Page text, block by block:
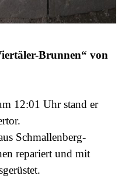
Brunnen“ von
12:01 Uhr stand er
Schmallenberg-
repariert und mit